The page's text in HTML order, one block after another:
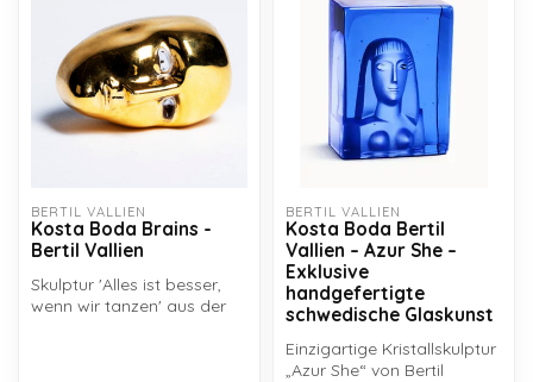
BERTIL VALLIEN
Kosta Boda Brains -
Bertil Vallien
Skulptur 'Alles ist besser,
wenn wir tanzen' aus der
BERTIL VALLIEN
Kosta Boda Bertil
Vallien – Azur She –
Exklusive
handgefertigte
schwedische Glaskunst
Einzigartige Kristallskulptur
„Azur She“ von Bertil